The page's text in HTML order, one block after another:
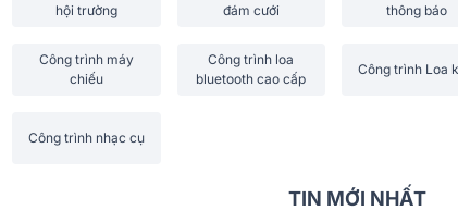
hội trường
đám cưới
thông báo
Công trình máy
chiếu
Công trình loa
bluetooth cao cấp
Công trình Loa
Công trình nhạc cụ
TIN MỚI NHẤT